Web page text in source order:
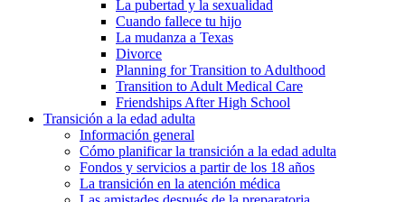
La pubertad y la sexualidad
Cuando fallece tu hijo
La mudanza a Texas
Divorce
Planning for Transition to Adulthood
Transition to Adult Medical Care
Friendships After High School
Transición a la edad adulta
Información general
Cómo planificar la transición a la edad adulta
Fondos y servicios a partir de los 18 años
La transición en la atención médica